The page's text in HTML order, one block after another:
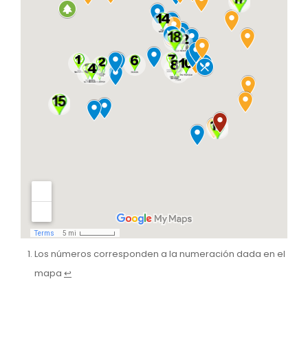
Los números corresponden a la numeración dada en el
mapa ↩︎